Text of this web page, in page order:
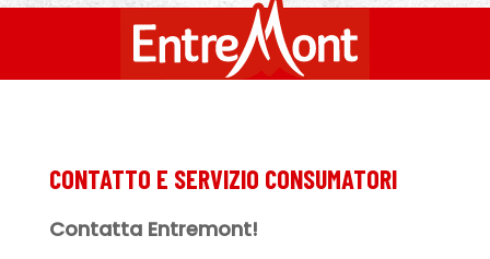
CONTATTO E SERVIZIO CONSUMATORI
Contatta Entremont!